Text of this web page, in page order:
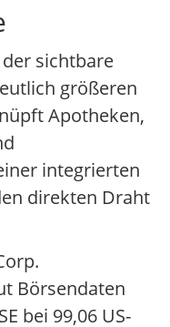
der sichtbare
größeren
Apotheken,
integrierten
direkten Draht
Börsendaten
bei 99,06 US-